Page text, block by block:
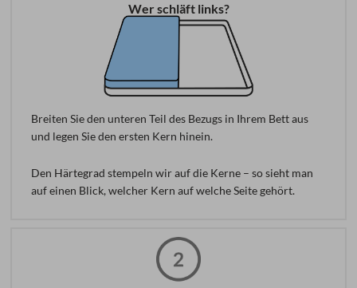
Wer schläft links?
Breiten Sie den unteren Teil des Bezugs in Ihrem Bett aus
und legen Sie den ersten Kern hinein.
Den Härtegrad stempeln wir auf die Kerne – so sieht man
auf einen Blick, welcher Kern auf welche Seite gehört.